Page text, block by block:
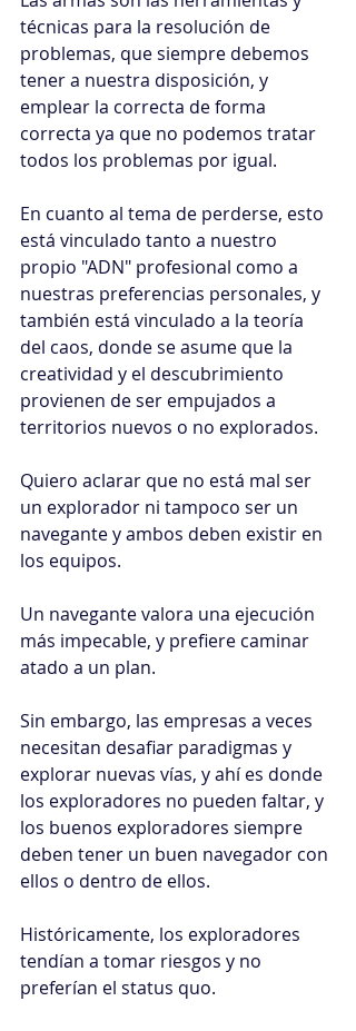
técnicas para la resolución de
problemas, que siempre debemos
tener a nuestra disposición, y
emplear la correcta de forma
correcta ya que no podemos tratar
todos los problemas por igual.
En cuanto al tema de perderse, esto
está vinculado tanto a nuestro
propio "ADN" profesional como a
nuestras preferencias personales, y
también está vinculado a la teoría
del caos, donde se asume que la
creatividad y el descubrimiento
provienen de ser empujados a
territorios nuevos o no explorados.
Quiero aclarar que no está mal ser
un explorador ni tampoco ser un
navegante y ambos deben existir en
los equipos.
Un navegante valora una ejecución
más impecable, y prefiere caminar
atado a un plan.
Sin embargo, las empresas a veces
necesitan desafiar paradigmas y
explorar nuevas vías, y ahí es donde
los exploradores no pueden faltar, y
los buenos exploradores siempre
deben tener un buen navegador con
ellos o dentro de ellos.
Históricamente, los exploradores
tendían a tomar riesgos y no
preferían el status quo.